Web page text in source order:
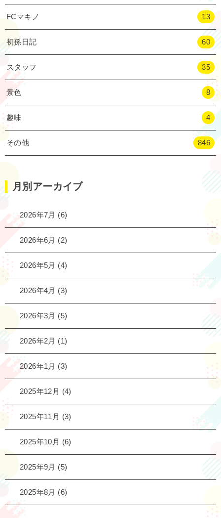
FCマキノ 13
初孫日記 60
スタッフ 35
景色 8
趣味 4
その他 846
月別アーカイブ
2026年7月 (6)
2026年6月 (2)
2026年5月 (4)
2026年4月 (3)
2026年3月 (5)
2026年2月 (1)
2026年1月 (3)
2025年12月 (4)
2025年11月 (3)
2025年10月 (6)
2025年9月 (5)
2025年8月 (6)